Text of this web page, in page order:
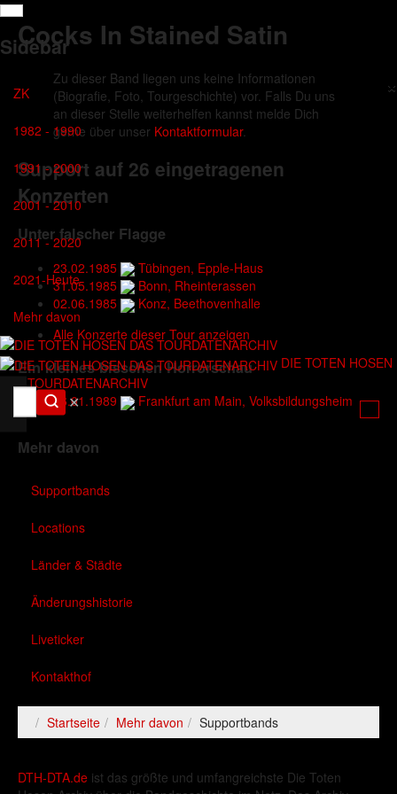
Sidebar
×
ZK
1982 - 1990
1991 - 2000
2001 - 2010
2011 - 2020
2021-Heute
Mehr davon
DIE TOTEN HOSEN
DAS TOURDATENARCHIV
✕
Cocks In Stained Satin
Zu dieser Band liegen uns keine Informationen
(Biografie, Foto, Tourgeschichte) vor. Falls Du uns
an dieser Stelle weiterhelfen kannst melde Dich
gerne über unser Kontaktformular.
Support auf 26 eingetragenen
Konzerten
Unter falscher Flagge
23.02.1985
Tübingen, Epple-Haus
31.05.1985
Bonn, Rheinterassen
02.06.1985
Konz, Beethovenhalle
Alle Konzerte dieser Tour anzeigen
Ein kleines bisschen Horrorschau
16.01.1989 Frankfurt am Main, Volksbildungsheim
Mehr davon
Supportbands
Locations
Länder & Städte
Änderungshistorie
Liveticker
Kontakthof
Startseite Mehr davon Supportbands
DTH-DTA.de ist das größte und umfangreichste Die Toten